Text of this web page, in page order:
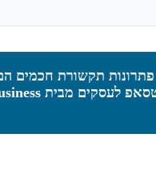
תקשורת חכמים